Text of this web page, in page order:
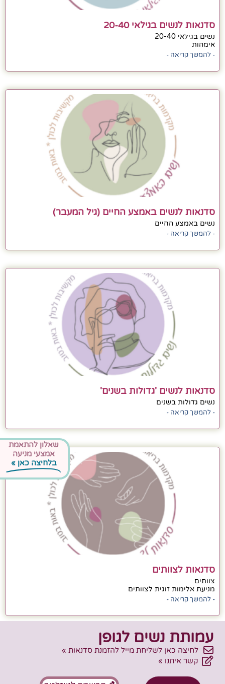
סדנאות לנשים בגילאי 20-40
נשים בגילאי 20-40
אימהות
- להמשך קריאה -
סדנאות לנשים באמצע החיים (גיל המעבר)
נשים באמצע החיים
- להמשך קריאה -
סדנאות לנשים 'גדולות בשנים'
נשים גדולות בשנים
- להמשך קריאה -
סדנאות לצוותים
צוותים
מניעת אלימות זוגית לצוותים
- להמשך קריאה -
עמותת נשים לגופן
לחיצה כאן לשליחת מייל להזמנת סדנאות »
קשר איתנו »
שאלון להתאמת
אמצעי מניעה
בלחיצה כאן »